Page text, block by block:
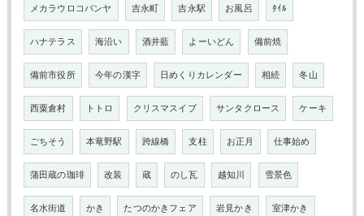
メカラウロコパンヤ 吉永町 吉永駅 お風呂 ﾀｲﾙ
ハナテラス 海沿い 酒井藍 よーいどん 備前焼
備前市役所 今年の漢字 日めくりカレンダー 相続 冬山
西粟倉村 トトロ クリスマスイブ サンタクロース ケーキ
ごちそう 本竜野駅 跨線橋 支柱 お正月 仕事始め
蒲田蔵の珈琲 改装 蔵 のし瓦 越知川 雪景色
名水街道 かき たつのかきフェア 岩見かき 室津かき